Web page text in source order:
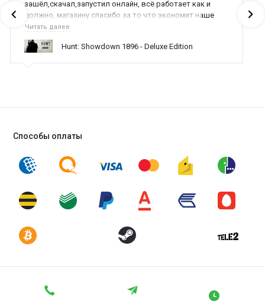
зашёл,скачал,запустил онлайн, всё работает как и
должно, магазину спасибо за то что экономит наше
время,нервы и деньги, ребята вы красава оказываете
поддержку населению и походу из всех только вы и
оказываете помощь
Читать далее
Hunt: Showdown 1896 - Deluxe Edition
Способы оплаты